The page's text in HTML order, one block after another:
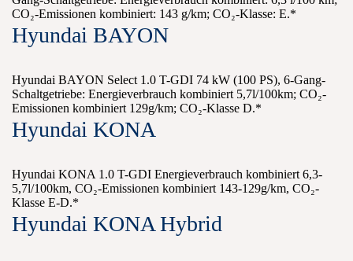
CO₂-Emissionen kombiniert: 143 g/km; CO₂-Klasse: E.*
Hyundai BAYON
Hyundai BAYON Select 1.0 T-GDI 74 kW (100 PS), 6-Gang-
Schaltgetriebe: Energieverbrauch kombiniert 5,7l/100km; CO₂-
Emissionen kombiniert 129g/km; CO₂-Klasse D.*
Hyundai KONA
Hyundai KONA 1.0 T-GDI Energieverbrauch kombiniert 6,3-
5,7l/100km, CO₂-Emissionen kombiniert 143-129g/km, CO₂-
Klasse E-D.*
Hyundai KONA Hybrid